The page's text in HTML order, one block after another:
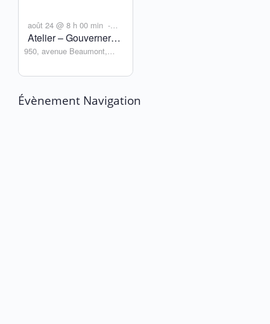
août 24 @ 8 h 00 min -
août 27 @ 17 h 00 min
Atelier – Gouverner
l’IA : échelles,
950, avenue Beaumont,
Montreal,QuébecCanada
Évènement Navigation